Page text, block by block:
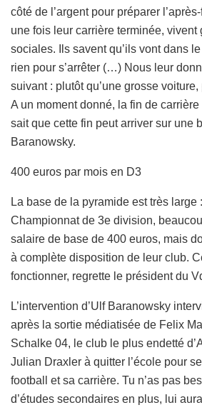
côté de l’argent pour préparer
une fois leur carrière terminée,
sociales. Ils savent qu’ils vont dans
rien pour s’arrêter (…) Nous leur
suivant : plutôt qu’une grosse
A un moment donné, la fin de
sait que cette fin peut arriver sur une
Baranowsky.
400 euros par mois en D3
La base de la pyramide est très large
Championnat de 3e division,
salaire de base de 400 euros, mais
à complète disposition de leur club.
fonctionner, regrette le président du
L’intervention d’Ulf Baranowsky
après la sortie médiatisée de Felix
Schalke 04, le club le plus endetté
Julian Draxler à quitter l’école pour
football et sa carrière. Tu n’as pas
d’études secondaires en plus, lui